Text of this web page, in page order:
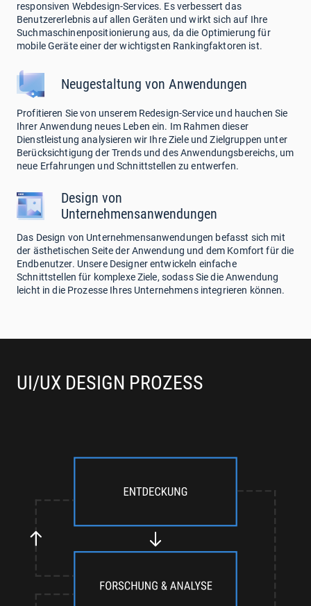
responsiven Webdesign-Services. Es verbessert das
Benutzererlebnis auf allen Geräten und wirkt sich auf Ihre
Suchmaschinenpositionierung aus, da die Optimierung für
mobile Geräte einer der wichtigsten Rankingfaktoren ist.
Neugestaltung von Anwendungen
Profitieren Sie von unserem Redesign-Service und hauchen Sie
Ihrer Anwendung neues Leben ein. Im Rahmen dieser
Dienstleistung analysieren wir Ihre Ziele und Zielgruppen unter
Berücksichtigung der Trends und des Anwendungsbereichs, um
neue Erfahrungen und Schnittstellen zu entwerfen.
Design von
Unternehmensanwendungen
Das Design von Unternehmensanwendungen befasst sich mit
der ästhetischen Seite der Anwendung und dem Komfort für die
Endbenutzer. Unsere Designer entwickeln einfache
Schnittstellen für komplexe Ziele, sodass Sie die Anwendung
leicht in die Prozesse Ihres Unternehmens integrieren können.
UI/UX DESIGN PROZESS